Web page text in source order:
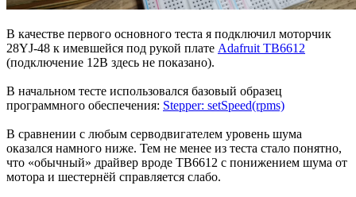
В качестве первого основного теста я подключил моторчик
28YJ-48 к имевшейся под рукой плате Adafruit TB6612
(подключение 12В здесь не показано).
В начальном тесте использовался базовый образец
программного обеспечения: Stepper: setSpeed(rpms)
В сравнении с любым серводвигателем уровень шума
оказался намного ниже. Тем не менее из теста стало понятно,
что «обычный» драйвер вроде TB6612 с понижением шума от
мотора и шестернёй справляется слабо.